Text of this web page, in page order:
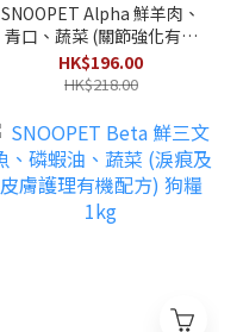
SNOOPET Alpha 鮮羊肉、
青口、蔬菜 (關節強化有機
配方) 狗糧 1kg
HK$196.00
HK$218.00